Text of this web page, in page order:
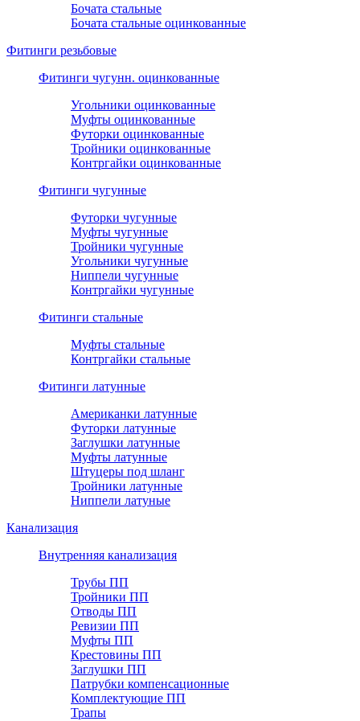
Бочата стальные
Бочата стальные оцинкованные
Фитинги резьбовые
Фитинги чугунн. оцинкованные
Угольники оцинкованные
Муфты оцинкованные
Футорки оцинкованные
Тройники оцинкованные
Контргайки оцинкованные
Фитинги чугунные
Футорки чугунные
Муфты чугунные
Тройники чугунные
Угольники чугунные
Ниппели чугунные
Контргайки чугунные
Фитинги стальные
Муфты стальные
Контргайки стальные
Фитинги латунные
Американки латунные
Футорки латунные
Заглушки латунные
Муфты латунные
Штуцеры под шланг
Тройники латунные
Ниппели латуные
Канализация
Внутренняя канализация
Трубы ПП
Тройники ПП
Отводы ПП
Ревизии ПП
Муфты ПП
Крестовины ПП
Заглушки ПП
Патрубки компенсационные
Комплектующие ПП
Трапы